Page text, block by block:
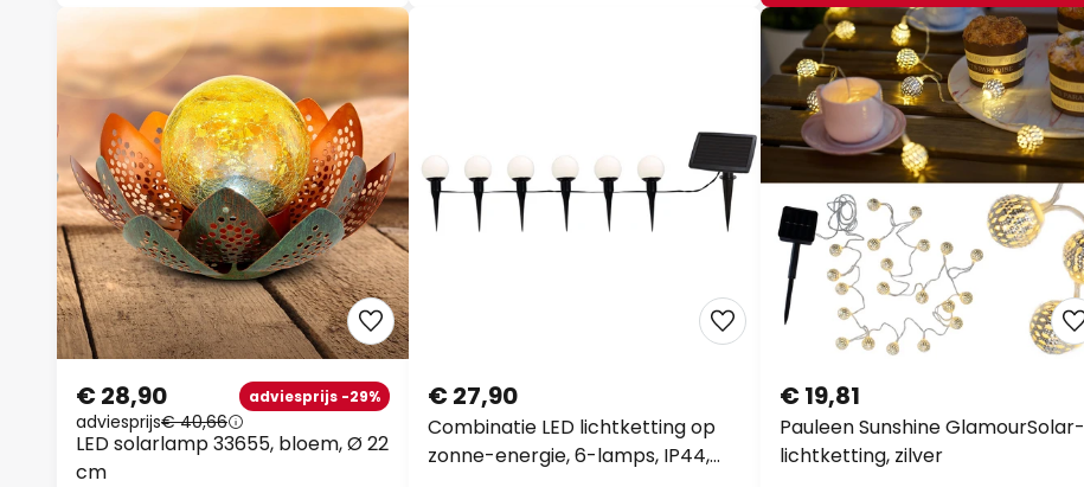
LED solarlamp 33655, bloem, Ø 22
cm
€ 28,90 adviesprijs -29%
adviesprijs€ 40,66
Combinatie LED lichtketting op
zonne-energie, 6-lamps, IP44,
€ 27,90
Pauleen Sunshine GlamourSolar-
lichtketting, zilver
€ 19,81